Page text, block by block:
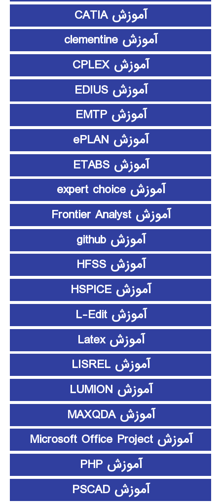
آموزش CATIA
آموزش clementine
آموزش CPLEX
آموزش EDIUS
آموزش EMTP
آموزش ePLAN
آموزش ETABS
آموزش expert choice
آموزش Frontier Analyst
آموزش github
آموزش HFSS
آموزش HSPICE
آموزش L-Edit
آموزش Latex
آموزش LISREL
آموزش LUMION
آموزش MAXQDA
آموزش Microsoft Office Project
آموزش PHP
آموزش PSCAD